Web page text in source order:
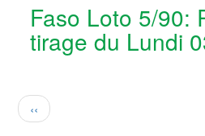
Faso Loto 5/90:
tirage du Lundi
Pagination
Previous
page
‹‹